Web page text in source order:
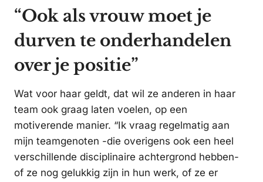
“Ook als vrouw moet je
durven te onderhandelen
over je positie”
Wat voor haar geldt, dat wil ze anderen in haar
team ook graag laten voelen, op een
motiverende manier. “Ik vraag regelmatig aan
mijn teamgenoten -die overigens ook een heel
verschillende disciplinaire achtergrond hebben-
of ze nog gelukkig zijn in hun werk, of ze er